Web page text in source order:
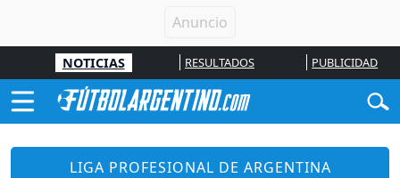
NOTICIAS RESULTADOS PUBLICIDAD
LIGA PROFESIONAL DE ARGENTINA